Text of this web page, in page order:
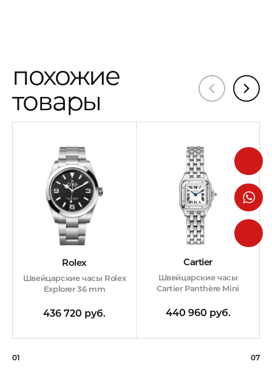
похожие
товары
Rolex
Швейцарские часы Rolex
Explorer 36 mm
436 720 руб.
Cartier
Швейцарские часы
Cartier Panthère Mini
440 960 руб.
01 07